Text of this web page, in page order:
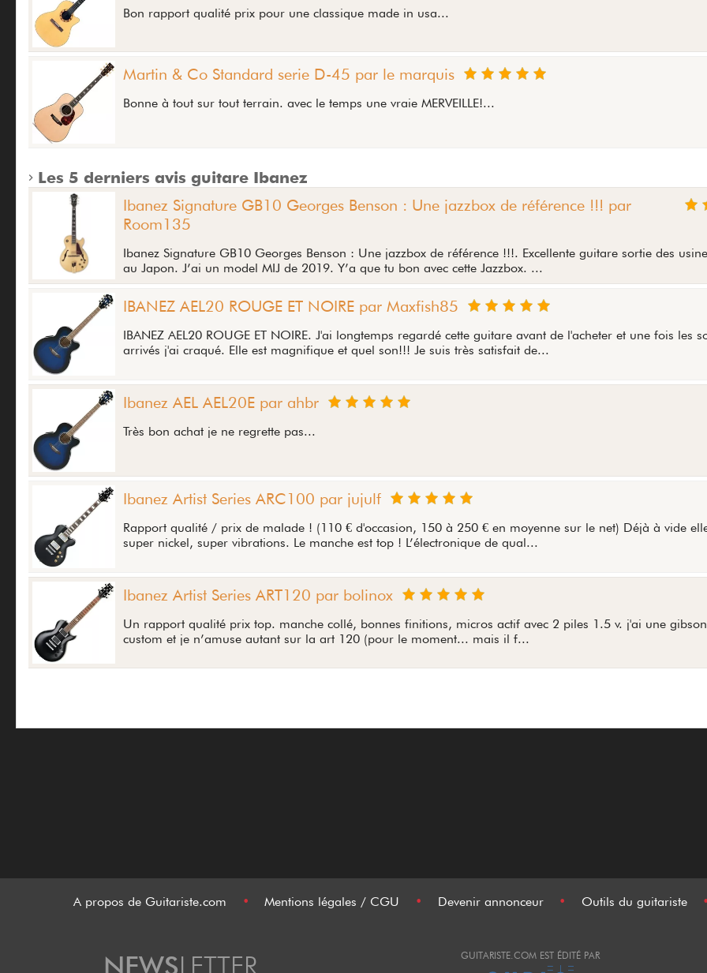
Bon rapport qualité prix pour une classique made in usa...
Martin & Co Standard serie D-45 par le marquis
Bonne à tout sur tout terrain. avec le temps une vraie MERVEILLE!...
Les 5 derniers avis guitare Ibanez
Ibanez Signature GB10 Georges Benson : Une jazzbox de référence !!! par
Room135
Ibanez Signature GB10 Georges Benson : Une jazzbox de référence !!!. Excellente guitare sortie des
au Japon. J’ai un model MIJ de 2019. Y’a que tu bon avec cette Jazzbox. ...
IBANEZ AEL20 ROUGE ET NOIRE par Maxfish85
IBANEZ AEL20 ROUGE ET NOIRE. J'ai longtemps regardé cette guitare avant de l'acheter et une fois les
arrivés j'ai craqué. Elle est magnifique et quel son!!! Je suis très satisfait de...
Ibanez AEL AEL20E par ahbr
Très bon achat je ne regrette pas...
Ibanez Artist Series ARC100 par jujulf
Rapport qualité / prix de malade ! (110 € d'occasion, 150 à 250 € en moyenne sur le net) Déjà à vide
super nickel, super vibrations. Le manche est top ! L’électronique de qual...
Ibanez Artist Series ART120 par bolinox
Un rapport qualité prix top. manche collé, bonnes finitions, micros actif avec 2 piles 1.5 v. j'ai une
custom et je n’amuse autant sur la art 120 (pour le moment... mais il f...
A propos de Guitariste.com • Mentions légales / CGU • Devenir annonceur • Outils du guitariste •
NEWSLETTER GUITARISTE.COM EST ÉDITÉ PAR